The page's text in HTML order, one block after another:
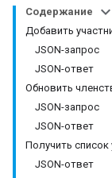
Содержание
Добавить
JSON-запрос
JSON-ответ
Обновить
JSON-запрос
JSON-ответ
Получить список
JSON-ответ